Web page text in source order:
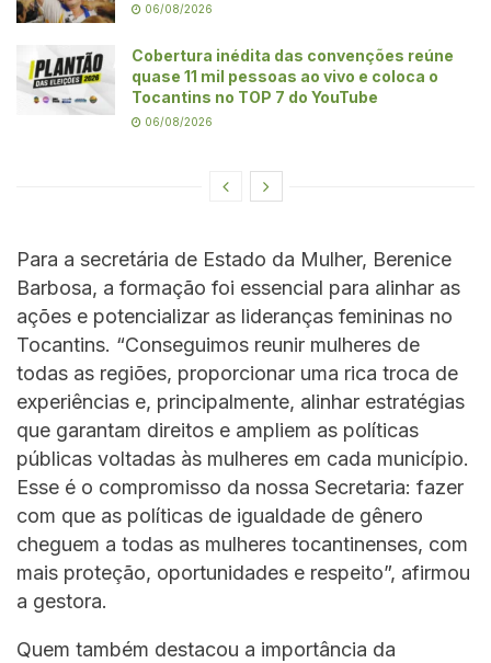
06/08/2026
Cobertura inédita das convenções reúne
quase 11 mil pessoas ao vivo e coloca o
Tocantins no TOP 7 do YouTube
06/08/2026
Para a secretária de Estado da Mulher, Berenice
Barbosa, a formação foi essencial para alinhar as
ações e potencializar as lideranças femininas no
Tocantins. “Conseguimos reunir mulheres de
todas as regiões, proporcionar uma rica troca de
experiências e, principalmente, alinhar estratégias
que garantam direitos e ampliem as políticas
públicas voltadas às mulheres em cada município.
Esse é o compromisso da nossa Secretaria: fazer
com que as políticas de igualdade de gênero
cheguem a todas as mulheres tocantinenses, com
mais proteção, oportunidades e respeito”, afirmou
a gestora.
Quem também destacou a importância da